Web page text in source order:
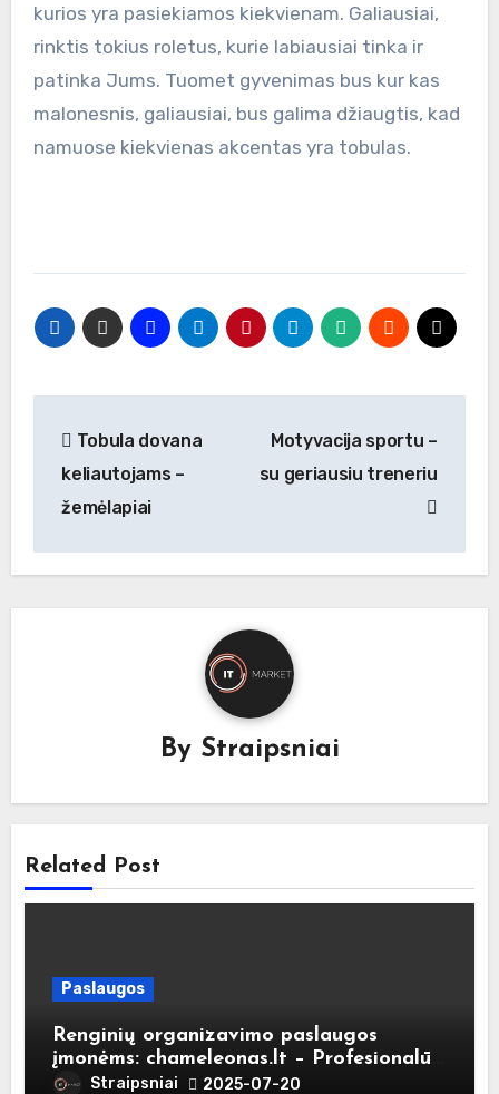
kurios yra pasiekiamos kiekvienam. Galiausiai,
rinktis tokius roletus, kurie labiausiai tinka ir
patinka Jums. Tuomet gyvenimas bus kur kas
malonesnis, galiausiai, bus galima džiaugtis, kad
namuose kiekvienas akcentas yra tobulas.
tarp
įrašų
Tobula dovana
keliautojams –
žemėlapiai
Motyvacija sportu –
su geriausiu treneriu
By Straipsniai
Related Post
Paslaugos
Renginių organizavimo paslaugos
įmonėms: chameleonas.lt – Profesionalūs
sprendimai Jūsų verslo renginiams
Straipsniai 2025-07-20